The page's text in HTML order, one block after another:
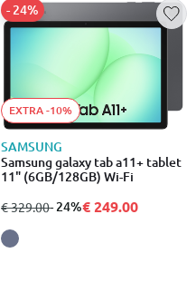
EXTRA -10%
SAMSUNG
Samsung galaxy tab a11+ tablet
11" (6GB/128GB) Wi-Fi
από
€ 329.00σε
- 24%
- 24%€ 249.00